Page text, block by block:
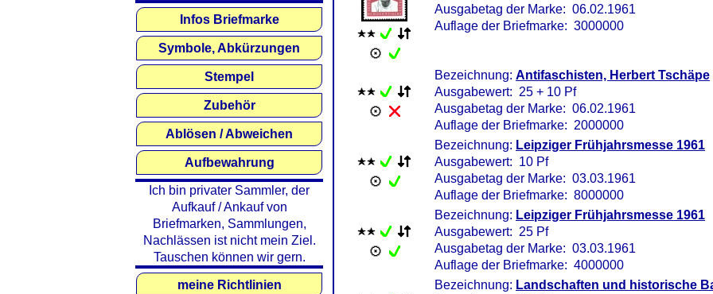
Ausgabetag der Marke: 06.02.1961
Auflage der Briefmarke: 3000000
Bezeichnung: Antifaschisten, Herbert Tschäpe
Ausgabewert: 25 + 10 Pf
Ausgabetag der Marke: 06.02.1961
Auflage der Briefmarke: 2000000
Bezeichnung: Leipziger Frühjahrsmesse 1961
Ausgabewert: 10 Pf
Ausgabetag der Marke: 03.03.1961
Auflage der Briefmarke: 8000000
Bezeichnung: Leipziger Frühjahrsmesse 1961
Ausgabewert: 25 Pf
Ausgabetag der Marke: 03.03.1961
Auflage der Briefmarke: 4000000
Bezeichnung: Landschaften und historische
Infos Briefmarke
Symbole, Abkürzungen
Stempel
Zubehör
Ablösen / Abweichen
Aufbewahrung
Ich bin privater Sammler, der
Aufkauf / Ankauf von
Briefmarken, Sammlungen,
Nachlässen ist nicht mein Ziel.
Tauschen können wir gern.
meine Richtlinien